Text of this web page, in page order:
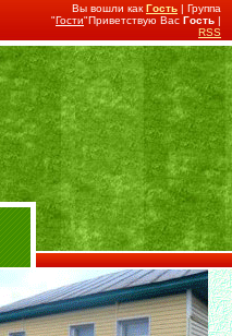
Вы вошли как Гость | Группа
"Гости"Приветствую Вас Гость |
RSS